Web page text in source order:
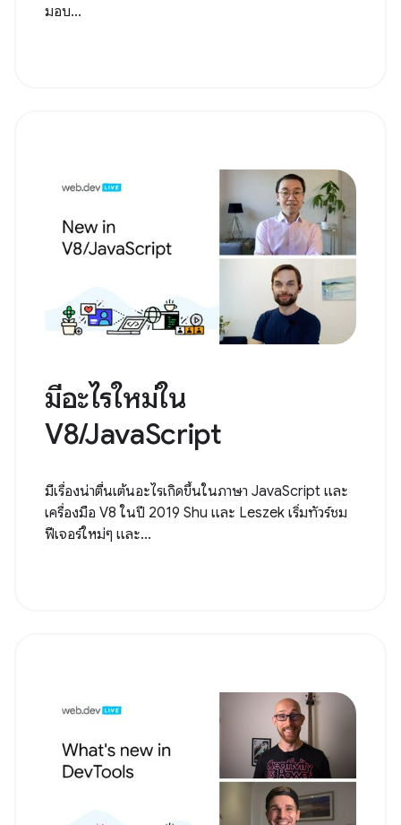
มอบ...
มีอะไรใหม่ใน
V8/JavaScript
มีเรื่องน่าตื่นเต้นอะไรเกิดขึ้นในภาษา JavaScript และ
เครื่องมือ V8 ในปี 2019 Shu และ Leszek เริ่มทัวร์ชม
ฟีเจอร์ใหม่ๆ และ...